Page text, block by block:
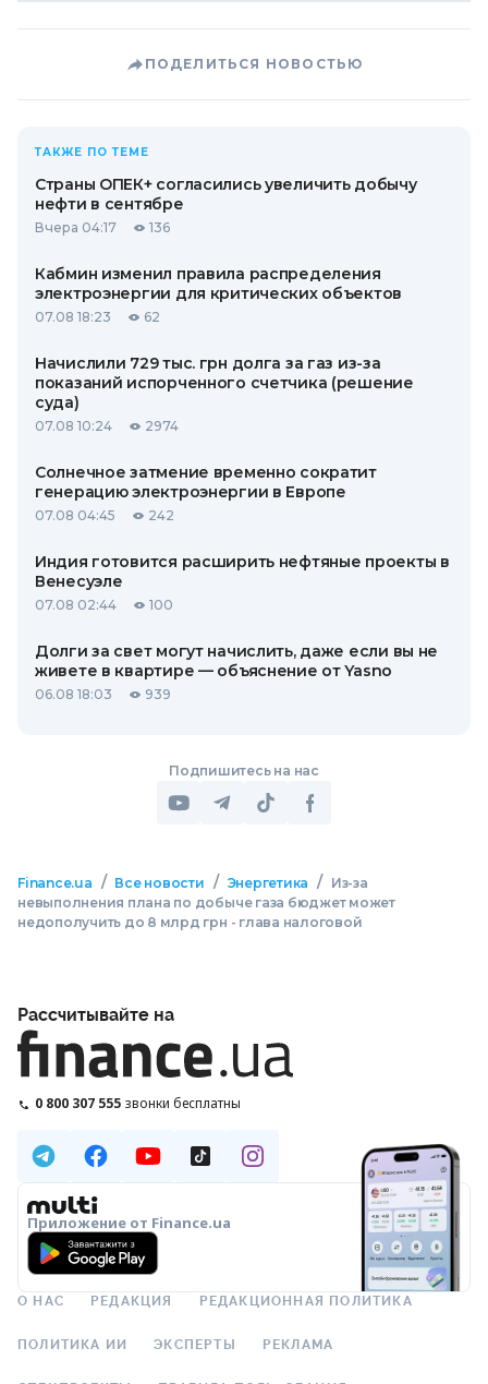
ПОДЕЛИТЬСЯ НОВОСТЬЮ
ТАКЖЕ ПО ТЕМЕ
Страны ОПЕК+ согласились увеличить добычу
нефти в сентябре
Вчера 04:17 136
Кабмин изменил правила распределения
электроэнергии для критических объектов
07.08 18:23 62
Начислили 729 тыс. грн долга за газ из-за
показаний испорченного счетчика (решение
суда)
07.08 10:24 2974
Солнечное затмение временно сократит
генерацию электроэнергии в Европе
07.08 04:45 242
Индия готовится расширить нефтяные проекты в
Венесуэле
07.08 02:44 100
Долги за свет могут начислить, даже если вы не
живете в квартире — объяснение от Yasno
06.08 18:03 939
Подпишитесь на нас
Finance.ua / Все новости / Энергетика /
Из-за
невыполнения плана по добыче газа бюджет может
недополучить до 8 млрд грн - глава налоговой
Рассчитывайте на
0 800 307 555 звонки бесплатны
Приложение от Finance.ua
О НАС РЕДАКЦИЯ РЕДАКЦИОННАЯ ПОЛИТИКА
ПОЛИТИКА ИИ ЭКСПЕРТЫ РЕКЛАМА